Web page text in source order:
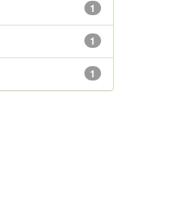
1
1
1